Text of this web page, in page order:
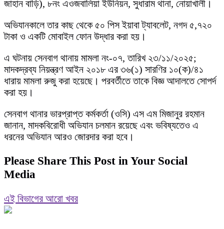
জাহান বাড়ি), ৮নং এওজবালিয়া ইউনিয়ন, সুধারাম থানা, নোয়াখালী।
অভিযানকালে তার কাছ থেকে ৫০ পিস ইয়াবা ট্যাবলেট, নগদ ৫,৭২০
টাকা ও একটি মোবাইল ফোন উদ্ধার করা হয়।
এ ঘটনায় সেনবাগ থানায় মামলা নং-০৭, তারিখ ২৩/১১/২০২৫;
মাদকদ্রব্য নিয়ন্ত্রণ আইন ২০১৮ এর ৩৬(১) সারণির ১০(ক)/৪১
ধারায় মামলা রুজু করা হয়েছে। পরবর্তীতে তাকে বিজ্ঞ আদালতে সোপর্দ
করা হয়।
সেনবাগ থানার ভারপ্রাপ্ত কর্মকর্তা (ওসি) এস এম মিজানুর রহমান
জানান, মাদকবিরোধী অভিযান চলমান রয়েছে এবং ভবিষ্যতেও এ
ধরনের অভিযান আরও জোরদার করা হবে।
Please Share This Post in Your Social
Media
এই বিভাগের আরো খবর